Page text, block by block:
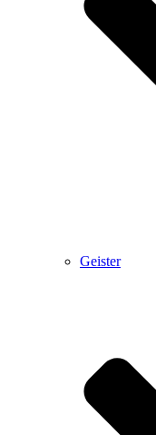
Geister